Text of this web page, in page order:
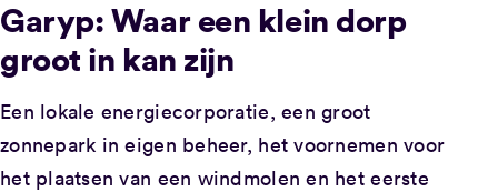
Garyp: Waar een klein dorp
groot in kan zijn
Een lokale energiecorporatie, een groot
zonnepark in eigen beheer, het voornemen voor
het plaatsen van een windmolen en het eerste